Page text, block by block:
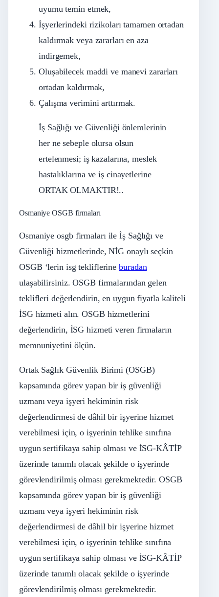
uyumu temin etmek,
İşyerlerindeki rizikoları tamamen ortadan
kaldırmak veya zararları en aza
indirgemek,
Oluşabilecek maddi ve manevi zararları
ortadan kaldırmak,
Çalışma verimini arttırmak.
İş Sağlığı ve Güvenliği önlemlerinin
her ne sebeple olursa olsun
ertelenmesi; iş kazalarına, meslek
hastalıklarına ve iş cinayetlerine
ORTAK OLMAKTIR!..
Osmaniye OSGB firmaları
Osmaniye osgb firmaları ile İş Sağlığı ve
Güvenliği hizmetlerinde, NİG onaylı seçkin
OSGB ‘lerin isg tekliflerineburadan
ulaşabilirsiniz. OSGB firmalarından gelen
teklifleri değerlendirin, en uygun fiyatla kaliteli
İSG hizmeti alın. OSGB hizmetlerini
değerlendirin, İSG hizmeti veren firmaların
memnuniyetini ölçün.
Ortak Sağlık Güvenlik Birimi (OSGB)
kapsamında görev yapan bir iş güvenliği
uzmanı veya işyeri hekiminin risk
değerlendirmesi de dâhil bir işyerine hizmet
verebilmesi için, o işyerinin tehlike sınıfına
uygun sertifikaya sahip olması ve İSG-KÂTİP
üzerinde tanımlı olacak şekilde o işyerinde
görevlendirilmiş olması gerekmektedir. OSGB
kapsamında görev yapan bir iş güvenliği
uzmanı veya işyeri hekiminin risk
değerlendirmesi de dâhil bir işyerine hizmet
verebilmesi için, o işyerinin tehlike sınıfına
uygun sertifikaya sahip olması ve İSG-KÂTİP
üzerinde tanımlı olacak şekilde o işyerinde
görevlendirilmiş olması gerekmektedir.